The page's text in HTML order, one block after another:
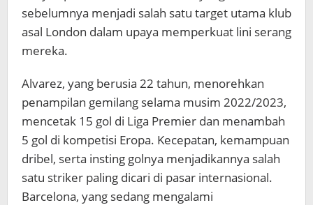
sebelumnya menjadi salah satu target utama klub
asal London dalam upaya memperkuat lini serang
mereka.
Alvarez, yang berusia 22 tahun, menorehkan
penampilan gemilang selama musim 2022/2023,
mencetak 15 gol di Liga Premier dan menambah
5 gol di kompetisi Eropa. Kecepatan, kemampuan
dribel, serta insting golnya menjadikannya salah
satu striker paling dicari di pasar internasional.
Barcelona, yang sedang mengalami